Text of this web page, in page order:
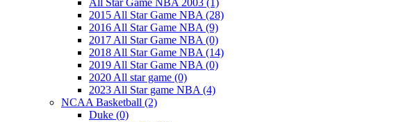
2015 All Star Game NBA (28)
2016 All Star Game NBA (9)
2017 All Star Game NBA (0)
2018 All Star Game NBA (14)
2019 All Star Game NBA (0)
2020 All star game (0)
2023 All Star game NBA (4)
NCAA Basketball (2)
Duke (0)